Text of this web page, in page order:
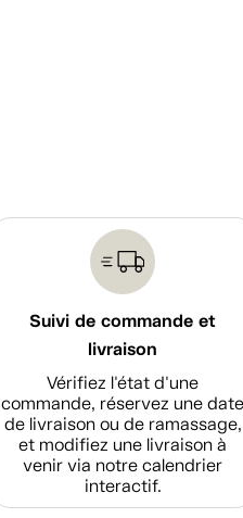
Suivi de commande et
livraison
Vérifiez l'état d'une
commande, réservez une date
de livraison ou de ramassage,
et modifiez une livraison à
venir via notre calendrier
interactif.